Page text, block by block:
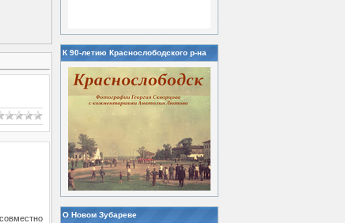
К 90-летию Краснослободского р-на
О Новом Зубареве